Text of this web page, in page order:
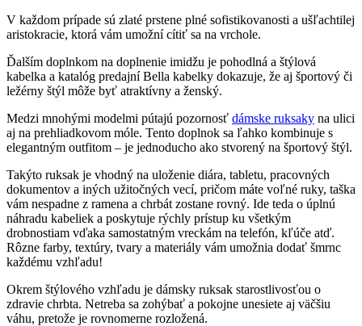
V každom prípade sú zlaté prstene plné sofistikovanosti a ušľachtilej
aristokracie, ktorá vám umožní cítiť sa na vrchole.
Ďalším doplnkom na doplnenie imidžu je pohodlná a štýlová
kabelka a katalóg predajní Bella kabelky dokazuje, že aj športový či
ležérny štýl môže byť atraktívny a ženský.
Medzi mnohými modelmi pútajú pozornosť dámske ruksaky na ulici
aj na prehliadkovom móle. Tento doplnok sa ľahko kombinuje s
elegantným outfitom – je jednoducho ako stvorený na športový štýl.
Takýto ruksak je vhodný na uloženie diára, tabletu, pracovných
dokumentov a iných užitočných vecí, pričom máte voľné ruky, taška
vám nespadne z ramena a chrbát zostane rovný. Ide teda o úplnú
náhradu kabeliek a poskytuje rýchly prístup ku všetkým
drobnostiam vďaka samostatným vreckám na telefón, kľúče atď.
Rôzne farby, textúry, tvary a materiály vám umožnia dodať šmrnc
každému vzhľadu!
Okrem štýlového vzhľadu je dámsky ruksak starostlivosťou o
zdravie chrbta. Netreba sa zohýbať a pokojne unesiete aj väčšiu
váhu, pretože je rovnomerne rozložená.